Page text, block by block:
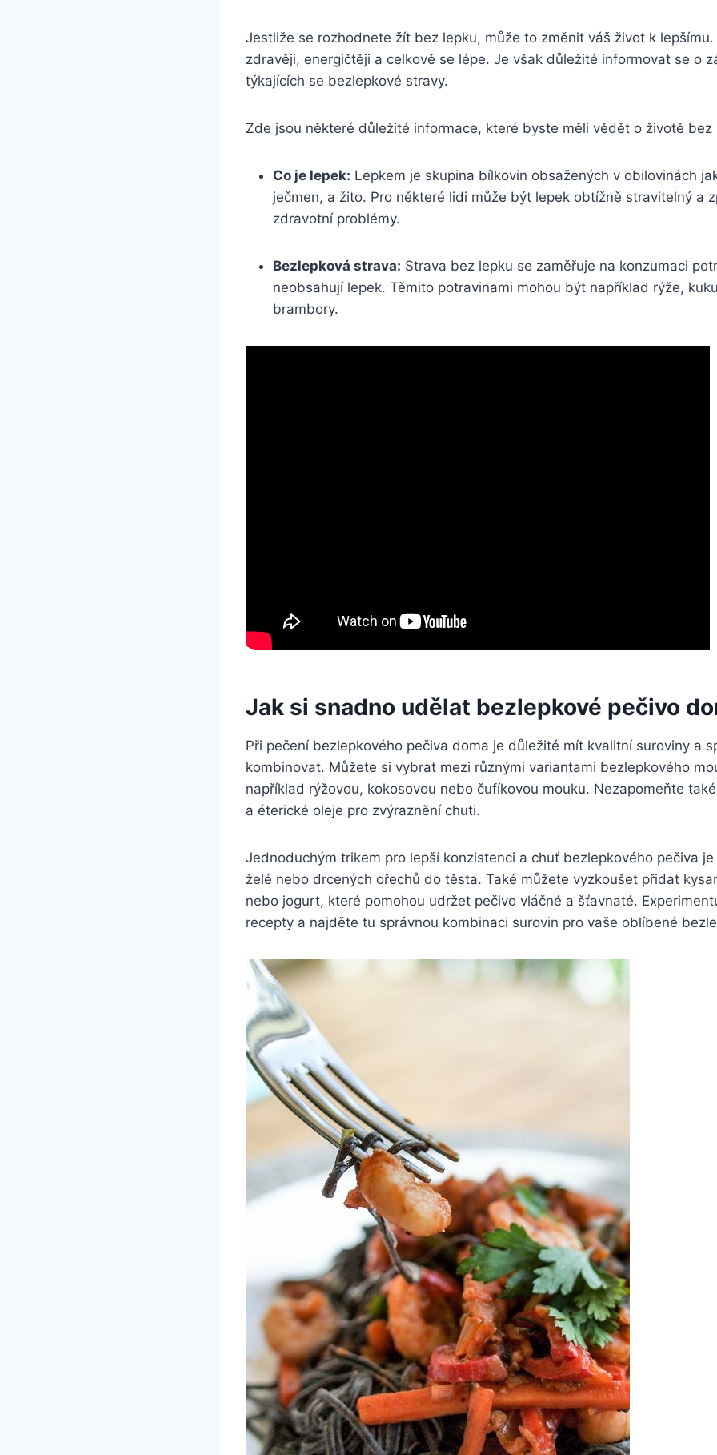
Jestliže se rozhodnete žít bez lepku, může to změnit váš život k
zdravěji, energičtěji a celkově se lépe. Je však důležité informovat se o
týkajících se bezlepkové stravy.
Zde jsou některé důležité informace, které byste měli vědět o životě bez
Co je lepek: Lepkem je skupina bílkovin obsažených v obilovinách
ječmen, a žito. Pro některé lidi může být lepek obtížně stravitelný a
zdravotní problémy.
Bezlepková strava: Strava bez lepku se zaměřuje na konzumaci
neobsahují lepek. Těmito potravinami mohou být například rýže,
brambory.
Jak si snadno udělat bezlepkové pečivo
Při pečení bezlepkového pečiva doma je důležité mít kvalitní suroviny a
kombinovat. Můžete si vybrat mezi různými variantami bezlepkového
například rýžovou, kokosovou nebo čufíkovou mouku. Nezapomeňte
a éterické oleje pro zvýraznění chuti.
Jednoduchým trikem pro lepší konzistenci a chuť bezlepkového pečiva
želé nebo drcených ořechů do těsta. Také můžete vyzkoušet přidat
nebo jogurt, které pomohou udržet pečivo vláčné a šťavnaté.
recepty a najděte tu správnou kombinaci surovin pro vaše oblíbené